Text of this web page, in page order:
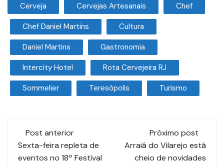
Cerveja Cervejas Artesanais Chef
Chef Daniel Martins Cultura
Daniel Martins Gastronomia
Intercity Hotel Rota Cervejeira RJ
Sommelier Teresópolis Turismo
Post anterior
Sexta-feira repleta de
eventos no 18º Festival
Próximo post
Arraiá do Vilarejo está
cheio de novidades